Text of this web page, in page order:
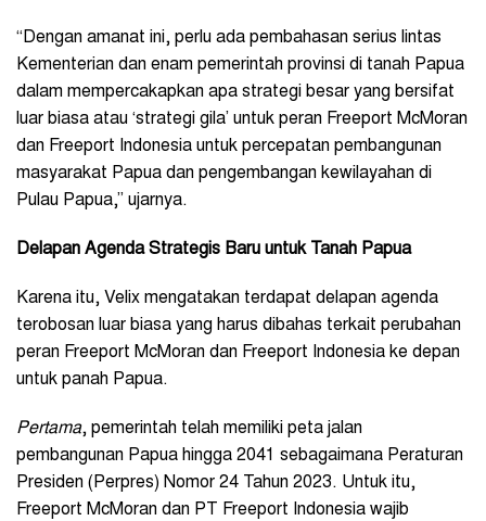
“Dengan amanat ini, perlu ada pembahasan serius lintas
Kementerian dan enam pemerintah provinsi di tanah Papua
dalam mempercakapkan apa strategi besar yang bersifat
luar biasa atau ‘strategi gila’ untuk peran Freeport McMoran
dan Freeport Indonesia untuk percepatan pembangunan
masyarakat Papua dan pengembangan kewilayahan di
Pulau Papua,” ujarnya.
Delapan Agenda Strategis Baru untuk Tanah Papua
Karena itu, Velix mengatakan terdapat delapan agenda
terobosan luar biasa yang harus dibahas terkait perubahan
peran Freeport McMoran dan Freeport Indonesia ke depan
untuk panah Papua.
Pertama, pemerintah telah memiliki peta jalan
pembangunan Papua hingga 2041 sebagaimana Peraturan
Presiden (Perpres) Nomor 24 Tahun 2023. Untuk itu,
Freeport McMoran dan PT Freeport Indonesia wajib